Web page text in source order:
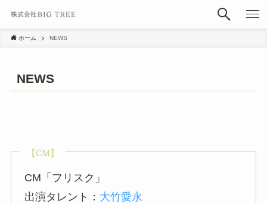
ホーム NEWS
NEWS
【CM】
CM「フリスク」
出演タレント： 大竹愛永